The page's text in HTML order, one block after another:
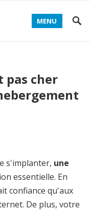
MENU
pas cher
s'implanter, une
essentielle. En
confiance qu'aux
De plus, votre